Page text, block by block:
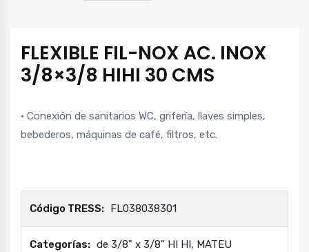
FLEXIBLE FIL-NOX AC. INOX
3/8×3/8 HIHI 30 CMS
· Conexión de sanitarios WC, grifería, llaves simples,
bebederos, máquinas de café, filtros, etc.
Código TRESS: FL038038301
Categorías: de 3/8" x 3/8" HI HI, MATEU